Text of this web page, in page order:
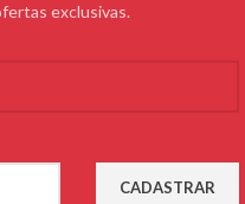
exclusivas.